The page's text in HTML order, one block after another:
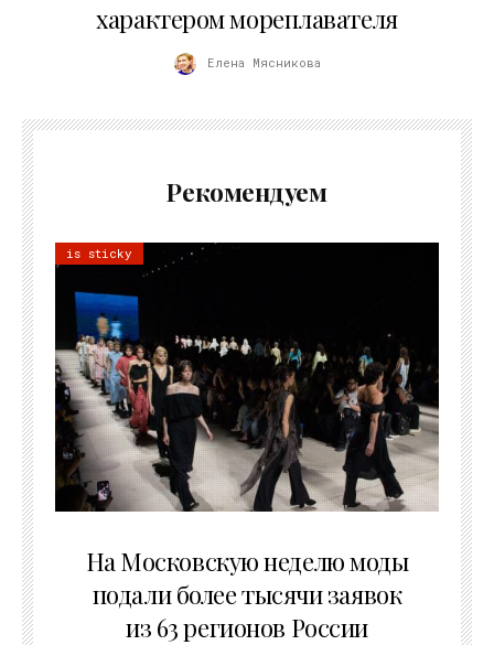
характером мореплавателя
Елена Мясникова
Рекомендуем
is sticky
На Московскую неделю моды
подали более тысячи заявок
из 63 регионов России